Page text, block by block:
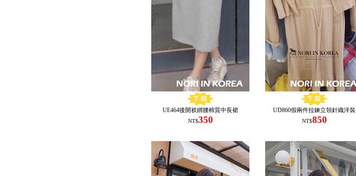
UE464後開衩綁腰棉質中長裙
NT$350
UD860假兩件拉鍊立領針織洋裝
NT$850